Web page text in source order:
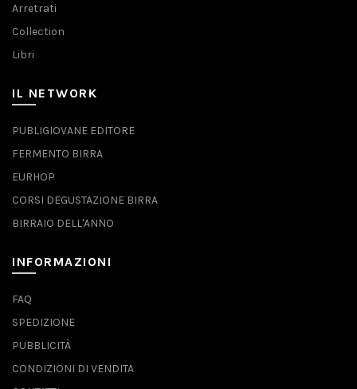
Arretrati
Collection
Libri
IL NETWORK
PUBLIGIOVANE EDITORE
FERMENTO BIRRA
EURHOP
CORSI DEGUSTAZIONE BIRRA
BIRRAIO DELL'ANNO
INFORMAZIONI
FAQ
SPEDIZIONE
PUBBLICITÀ
CONDIZIONI DI VENDITA